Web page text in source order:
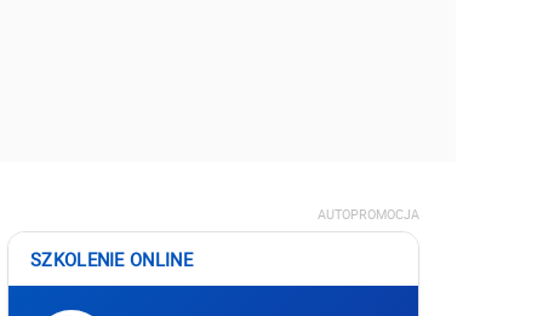
AUTOPROMOCJA
SZKOLENIE ONLINE